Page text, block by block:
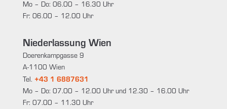
Mo – Do: 06.00 – 16.30 Uhr
Fr: 06.00 – 12.00 Uhr
Niederlassung Wien
Doerenkampgasse 9
A-1100 Wien
Tel. +43 1 6887631
Mo – Do: 07.00 – 12.00 Uhr und 12.30 – 16.00 Uhr
Fr: 07.00 – 11.30 Uhr